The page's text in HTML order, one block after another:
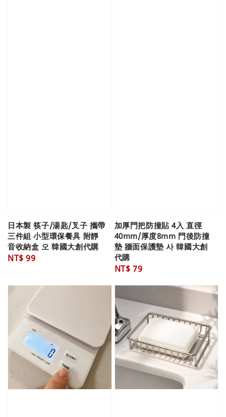
日本製 筷子/湯匙/叉子 攜帶
三件組 小型環保餐具 附靜
音收納盒 오 韓國大創代購
Regular
NT$ 99
加厚門把防撞貼 4入 直徑
40mm/厚度8mm 門後防撞
墊 牆面保護墊 사 韓國大創
代購
Regular
NT$ 79